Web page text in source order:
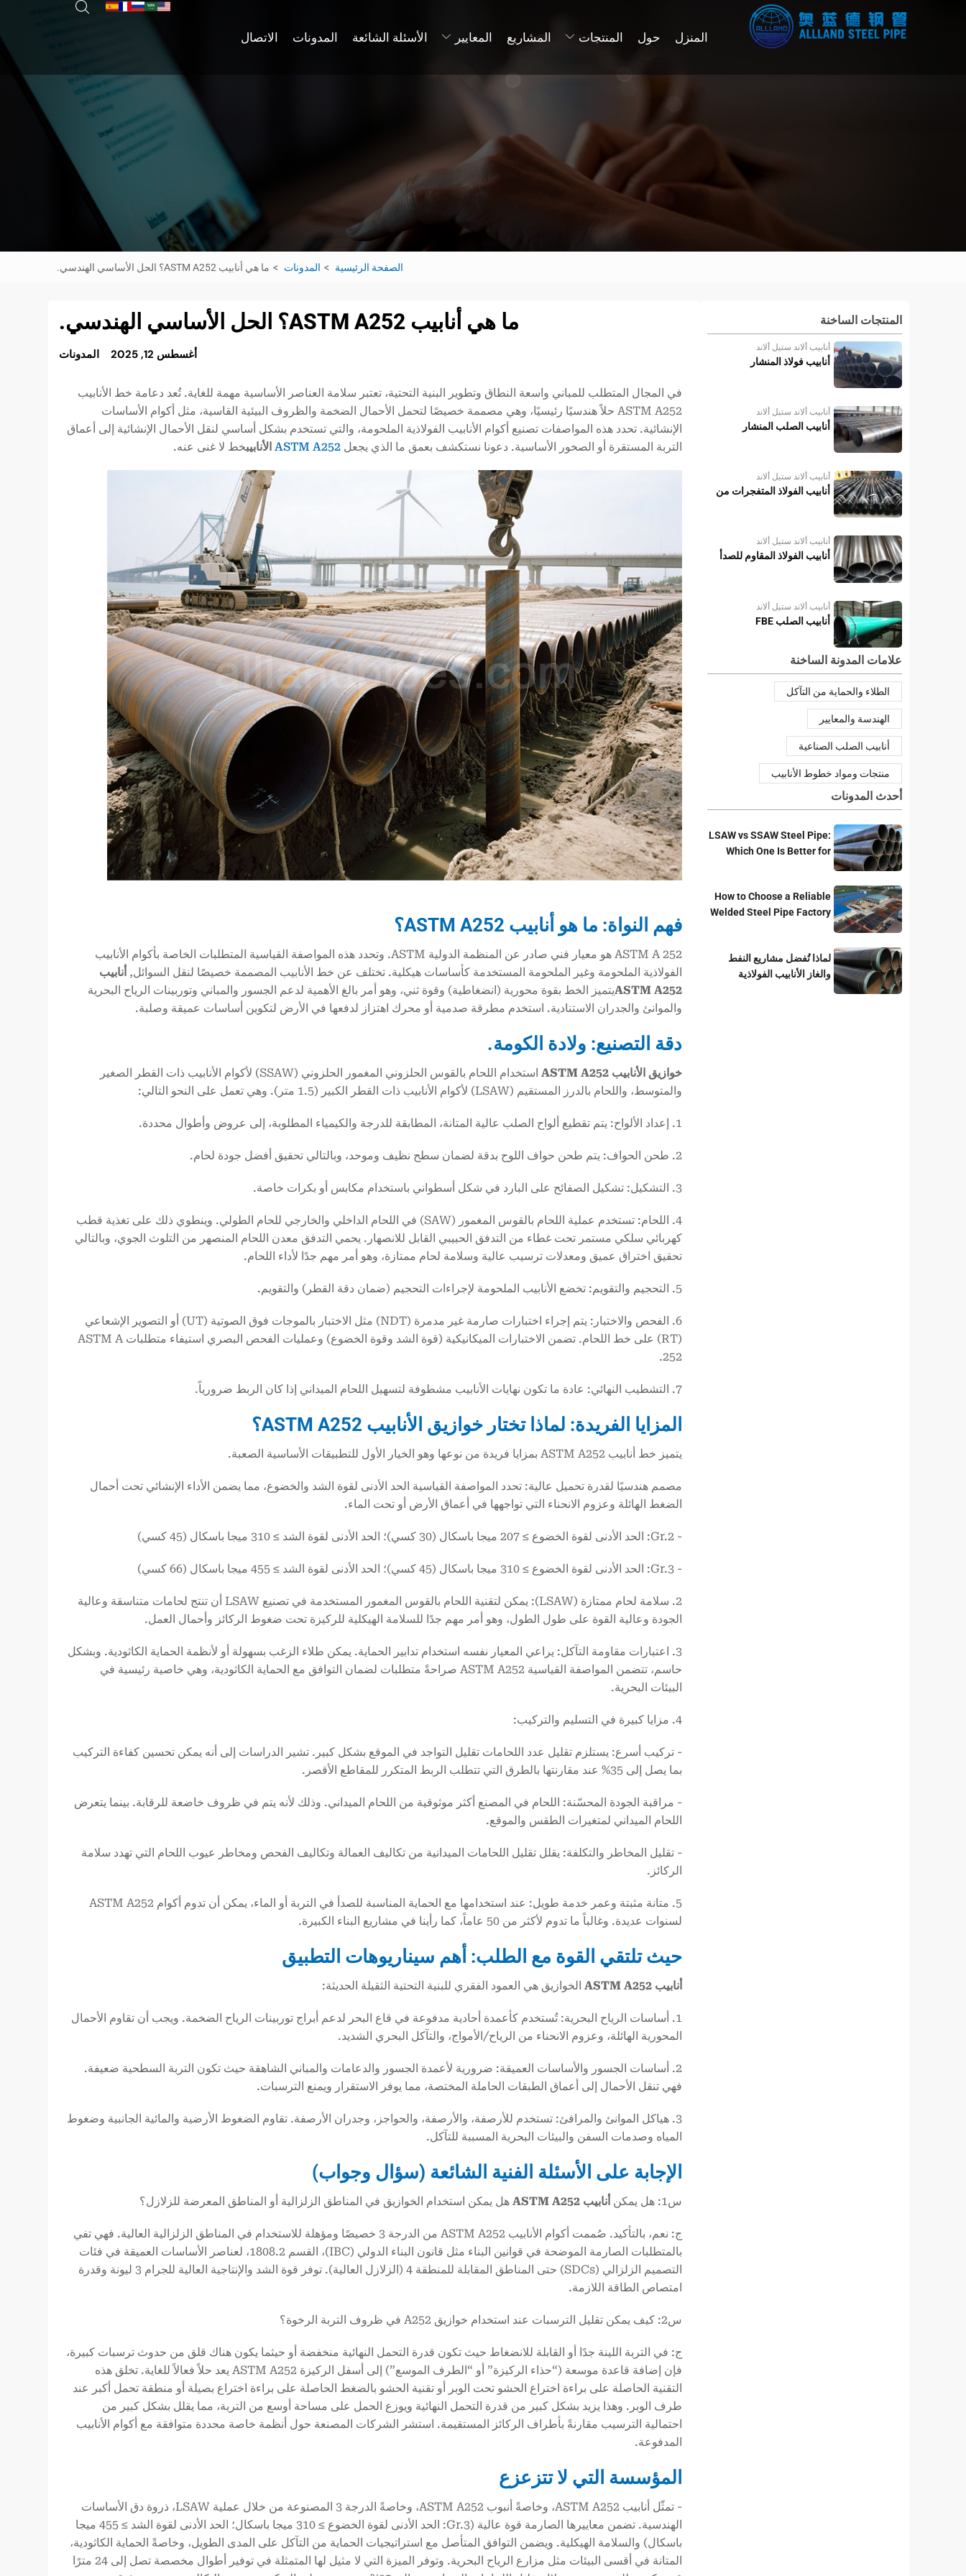
المنزل حول المنتجات المشاريع المعايير الأسئلة الشائعة المدونات الاتصال
الصفحة الرئيسية المدونات ما هي أنابيب ASTM A252؟ الحل الأساسي الهندسي.
المنتجات الساخنة
أنابيب ألاند ستيل ألاند
أنابيب فولاذ المنشار
أنابيب ألاند ستيل ألاند
أنابيب الصلب المنشار
أنابيب ألاند ستيل ألاند
أنابيب الفولاذ المتفجرات من
أنابيب ألاند ستيل ألاند
أنابيب الفولاذ المقاوم للصدأ
أنابيب ألاند ستيل ألاند
أنابيب الصلب FBE
علامات المدونة الساخنة
الطلاء والحماية من التآكل
الهندسة والمعايير
أنابيب الصلب الصناعية
منتجات ومواد خطوط الأنابيب
أحدث المدونات
LSAW vs SSAW Steel Pipe:
Which One Is Better for
How to Choose a Reliable
Welded Steel Pipe Factory
لماذا تُفضل مشاريع النفط
والغاز الأنابيب الفولاذية
ما هي أنابيب ASTM A252؟ الحل الأساسي الهندسي.
أغسطس 12, 2025 المدونات
في المجال المتطلب للمباني واسعة النطاق وتطوير البنية التحتية، تعتبر سلامة العناصر الأساسية مهمة للغاية. تُعد دعامة خط الأنابيب
ASTM A252 حلاً هندسيًا رئيسيًا، وهي مصممة خصيصًا لتحمل الأحمال الضخمة والظروف البيئية القاسية، مثل أكوام الأساسات
الإنشائية. تحدد هذه المواصفات تصنيع أكوام الأنابيب الفولاذية الملحومة، والتي تستخدم بشكل أساسي لنقل الأحمال الإنشائية إلى أعماق
التربة المستقرة أو الصخور الأساسية. دعونا نستكشف بعمق ما الذي يجعل ASTM A252الأنابيبخط لا غنى عنه.
فهم النواة: ما هو أنابيب ASTM A252؟
ASTM A 252 هو معيار فني صادر عن المنظمة الدولية ASTM. وتحدد هذه المواصفة القياسية المتطلبات الخاصة بأكوام الأنابيب
الفولاذية الملحومة وغير الملحومة المستخدمة كأساسات هيكلية. تختلف عن خط الأنابيب المصممة خصيصًا لنقل السوائل, أنابيب
ASTM A252يتميز الخط بقوة محورية (انضغاطية) وقوة ثني، وهو أمر بالغ الأهمية لدعم الجسور والمباني وتوربينات الرياح البحرية
والموانئ والجدران الاستنادية. استخدم مطرقة صدمية أو محرك اهتزاز لدفعها في الأرض لتكوين أساسات عميقة وصلبة.
دقة التصنيع: ولادة الكومة.
خوازيق الأنابيب ASTM A252
استخدام اللحام بالقوس الحلزوني المغمور الحلزوني (SSAW) لأكوام الأنابيب ذات القطر الصغير
والمتوسط، واللحام بالدرز المستقيم (LSAW) لأكوام الأنابيب ذات القطر الكبير (1.5 متر). وهي تعمل على النحو التالي:
1. إعداد الألواح: يتم تقطيع ألواح الصلب عالية المتانة، المطابقة للدرجة والكيمياء المطلوبة، إلى عروض وأطوال محددة.
2. طحن الحواف: يتم طحن حواف اللوح بدقة لضمان سطح نظيف وموحد، وبالتالي تحقيق أفضل جودة لحام.
3. التشكيل: تشكيل الصفائح على البارد في شكل أسطواني باستخدام مكابس أو بكرات خاصة.
4. اللحام: تستخدم عملية اللحام بالقوس المغمور (SAW) في اللحام الداخلي والخارجي للحام الطولي. وينطوي ذلك على تغذية قطب
كهربائي سلكي مستمر تحت غطاء من التدفق الحبيبي القابل للانصهار. يحمي التدفق معدن اللحام المنصهر من التلوث الجوي، وبالتالي
تحقيق اختراق عميق ومعدلات ترسيب عالية وسلامة لحام ممتازة، وهو أمر مهم جدًا لأداء اللحام.
5. التحجيم والتقويم: تخضع الأنابيب الملحومة لإجراءات التحجيم (ضمان دقة القطر) والتقويم.
6. الفحص والاختبار: يتم إجراء اختبارات صارمة غير مدمرة (NDT) مثل الاختبار بالموجات فوق الصوتية (UT) أو التصوير الإشعاعي
(RT) على خط اللحام. تضمن الاختبارات الميكانيكية (قوة الشد وقوة الخضوع) وعمليات الفحص البصري استيفاء متطلبات ASTM A
252.
7. التشطيب النهائي: عادة ما تكون نهايات الأنابيب مشطوفة لتسهيل اللحام الميداني إذا كان الربط ضرورياً.
المزايا الفريدة: لماذا تختار خوازيق الأنابيب ASTM A252؟
يتميز خط أنابيب ASTM A252 بمزايا فريدة من نوعها وهو الخيار الأول للتطبيقات الأساسية الصعبة.
مصمم هندسيًا لقدرة تحميل عالية: تحدد المواصفة القياسية الحد الأدنى لقوة الشد والخضوع، مما يضمن الأداء الإنشائي تحت أحمال
الضغط الهائلة وعزوم الانحناء التي تواجهها في أعماق الأرض أو تحت الماء.
- Gr.2: الحد الأدنى لقوة الخضوع ≥ 207 ميجا باسكال (30 كسي)؛ الحد الأدنى لقوة الشد ≥ 310 ميجا باسكال (45 كسي)
- Gr.3: الحد الأدنى لقوة الخضوع ≥ 310 ميجا باسكال (45 كسي)؛ الحد الأدنى لقوة الشد ≥ 455 ميجا باسكال (66 كسي)
2. سلامة لحام ممتازة (LSAW): يمكن لتقنية اللحام بالقوس المغمور المستخدمة في تصنيع LSAW أن تنتج لحامات متناسقة وعالية
الجودة وعالية القوة على طول الطول، وهو أمر مهم جدًا للسلامة الهيكلية للركيزة تحت ضغوط الركائز وأحمال العمل.
3. اعتبارات مقاومة التآكل: يراعي المعيار نفسه استخدام تدابير الحماية. يمكن طلاء الزغب بسهولة أو لأنظمة الحماية الكاثودية. وبشكل
حاسم، تتضمن المواصفة القياسية ASTM A252 صراحةً متطلبات لضمان التوافق مع الحماية الكاثودية، وهي خاصية رئيسية في
البيئات البحرية.
4. مزايا كبيرة في التسليم والتركيب:
- تركيب أسرع: يستلزم تقليل عدد اللحامات تقليل التواجد في الموقع بشكل كبير. تشير الدراسات إلى أنه يمكن تحسين كفاءة التركيب
بما يصل إلى 35% عند مقارنتها بالطرق التي تتطلب الربط المتكرر للمقاطع الأقصر.
- مراقبة الجودة المحسّنة: اللحام في المصنع أكثر موثوقية من اللحام الميداني. وذلك لأنه يتم في ظروف خاضعة للرقابة. بينما يتعرض
اللحام الميداني لمتغيرات الطقس والموقع.
- تقليل المخاطر والتكلفة: يقلل تقليل اللحامات الميدانية من تكاليف العمالة وتكاليف الفحص ومخاطر عيوب اللحام التي تهدد سلامة
الركائز.
5. متانة مثبتة وعمر خدمة طويل: عند استخدامها مع الحماية المناسبة للصدأ في التربة أو الماء، يمكن أن تدوم أكوام ASTM A252
لسنوات عديدة. وغالباً ما تدوم لأكثر من 50 عاماً، كما رأينا في مشاريع البناء الكبيرة.
حيث تلتقي القوة مع الطلب: أهم سيناريوهات التطبيق
أنابيب ASTM A252 الخوازيق هي العمود الفقري للبنية التحتية الثقيلة الحديثة:
1. أساسات الرياح البحرية: تُستخدم كأعمدة أحادية مدفوعة في قاع البحر لدعم أبراج توربينات الرياح الضخمة. ويجب أن تقاوم الأحمال
المحورية الهائلة، وعزوم الانحناء من الرياح/الأمواج، والتآكل البحري الشديد.
2. أساسات الجسور والأساسات العميقة: ضرورية لأعمدة الجسور والدعامات والمباني الشاهقة حيث تكون التربة السطحية ضعيفة.
فهي تنقل الأحمال إلى أعماق الطبقات الحاملة المختصة، مما يوفر الاستقرار ويمنع الترسبات.
3. هياكل الموانئ والمرافئ: تستخدم للأرصفة، والأرصفة، والحواجز، وجدران الأرصفة. تقاوم الضغوط الأرضية والمائية الجانبية وضغوط
المياه وصدمات السفن والبيئات البحرية المسببة للتآكل.
الإجابة على الأسئلة الفنية الشائعة (سؤال وجواب)
س1: هل يمكن أنابيب ASTM A252 هل يمكن استخدام الخوازيق في المناطق الزلزالية أو المناطق المعرضة للزلازل؟
ج: نعم، بالتأكيد. صُممت أكوام الأنابيب ASTM A252 من الدرجة 3 خصيصًا ومؤهلة للاستخدام في المناطق الزلزالية العالية. فهي تفي
بالمتطلبات الصارمة الموضحة في قوانين البناء مثل قانون البناء الدولي (IBC)، القسم 1808.2، لعناصر الأساسات العميقة في فئات
التصميم الزلزالي (SDCs) حتى المناطق المقابلة للمنطقة 4 (الزلازل العالية). توفر قوة الشد والإنتاجية العالية للجرام 3 ليونة وقدرة
امتصاص الطاقة اللازمة.
س2: كيف يمكن تقليل الترسبات عند استخدام خوازيق A252 في ظروف التربة الرخوة؟
ج: في التربة اللينة جدًا أو القابلة للانضغاط حيث تكون قدرة التحمل النهائية منخفضة أو حيثما يكون هناك قلق من حدوث ترسبات كبيرة،
فإن إضافة قاعدة موسعة (“حذاء الركيزة” أو “الطرف الموسع”) إلى أسفل الركيزة ASTM A252 يعد حلاً فعالاً للغاية. تخلق هذه
التقنية الحاصلة على براءة اختراع الحشو تحت الوبر أو تقنية الحشو بالضغط الحاصلة على براءة اختراع بصيلة أو منطقة تحمل أكبر عند
طرف الوبر. وهذا يزيد بشكل كبير من قدرة التحمل النهائية ويوزع الحمل على مساحة أوسع من التربة، مما يقلل بشكل كبير من
احتمالية الترسيب مقارنةً بأطراف الركائز المستقيمة. استشر الشركات المصنعة حول أنظمة خاصة محددة متوافقة مع أكوام الأنابيب
المدفوعة.
المؤسسة التي لا تتزعزع
- تمثّل أنابيب ASTM A252، وخاصةً أنبوب ASTM A252، وخاصةً الدرجة 3 المصنوعة من خلال عملية LSAW، ذروة دق الأساسات
الهندسية. تضمن معاييرها الصارمة قوة عالية (Gr.3: الحد الأدنى لقوة الخضوع ≥ 310 ميجا باسكال؛ الحد الأدنى لقوة الشد ≥ 455 ميجا
باسكال) والسلامة الهيكلية. ويضمن التوافق المتأصل مع استراتيجيات الحماية من التآكل على المدى الطويل، وخاصةً الحماية الكاثودية،
المتانة في أقسى البيئات مثل مزارع الرياح البحرية. وتوفر الميزة التي لا مثيل لها المتمثلة في توفير أطوال مخصصة تصل إلى 24 مترًا